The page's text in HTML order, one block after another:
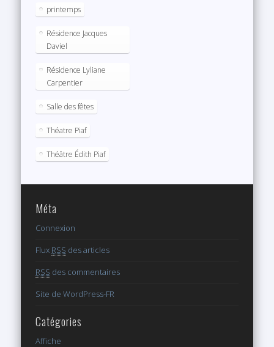
printemps
Résidence Jacques
Daviel
Résidence Lyliane
Carpentier
Salle des fêtes
Théatre Piaf
Théâtre Édith Piaf
Méta
Connexion
Flux RSS des articles
RSS des commentaires
Site de WordPress-FR
Catégories
Affiche